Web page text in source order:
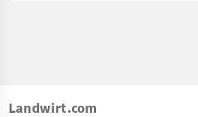
Landwirt.com